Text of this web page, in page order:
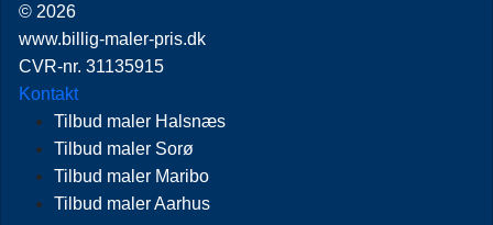
© 2026
www.billig-maler-pris.dk
CVR-nr. 31135915
Kontakt
Tilbud maler Halsnæs
Tilbud maler Sorø
Tilbud maler Maribo
Tilbud maler Aarhus